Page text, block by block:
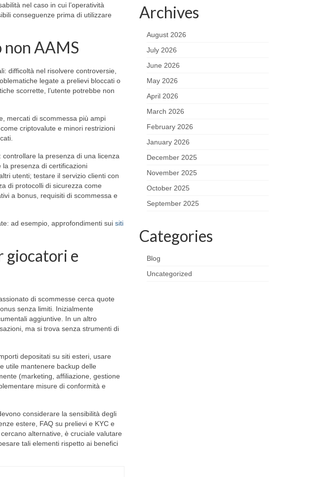
nel caso in cui l’operatività
conseguenze prima di utilizzare
non AAMS
difficoltà nel risolvere controversie,
legate a prelievi bloccati o
scorrette, l’utente potrebbe non
mercati di scommessa più ampi
criptovalute e minori restrizioni
la presenza di una licenza
presenza di certificazioni
utenti; testare il servizio clienti con
di protocolli di sicurezza come
a bonus, requisiti di scommessa e
ad esempio, approfondimenti sui siti
giocatori e
di scommesse cerca quote
senza limiti. Inizialmente
aggiuntive. In un altro
ma si trova senza strumenti di
depositati su siti esteri, usare
utile mantenere backup delle
(marketing, affiliazione, gestione
misure di conformità e
considerare la sensibilità degli
estere, FAQ su prelievi e KYC e
alternative, è cruciale valutare
tali elementi rispetto ai benefici
Archives
August 2026
July 2026
June 2026
May 2026
April 2026
March 2026
February 2026
January 2026
December 2025
November 2025
October 2025
September 2025
Categories
Blog
Uncategorized